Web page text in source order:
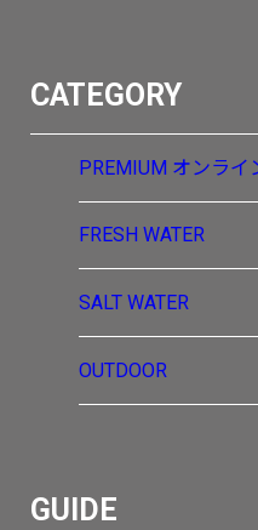
CATEGORY
PREMIUM オンライ
FRESH WATER
SALT WATER
OUTDOOR
GUIDE